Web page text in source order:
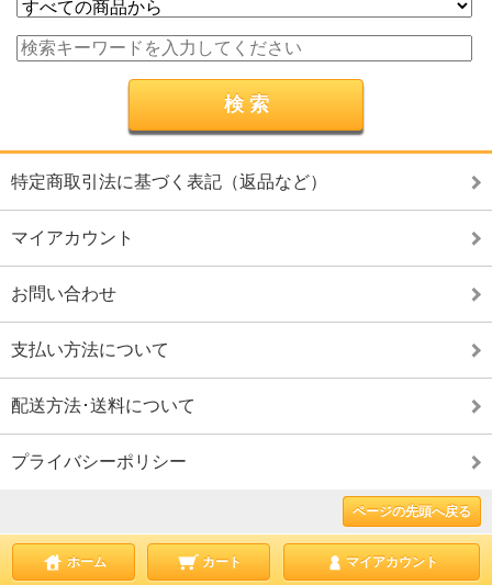
特定商取引法に基づく表記（返品など）
マイアカウント
お問い合わせ
支払い方法について
配送方法･送料について
プライバシーポリシー
ページの先頭へ戻る
ホーム カート マイアカウント